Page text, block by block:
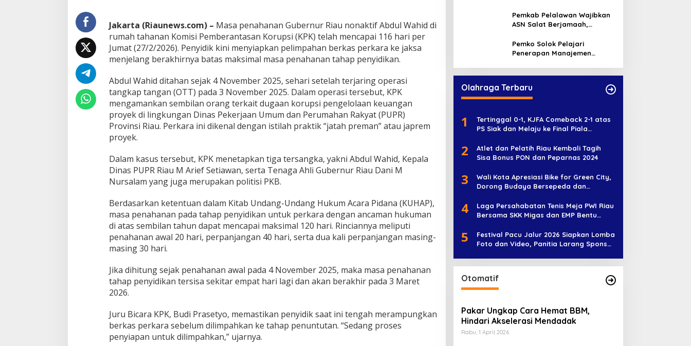
b
d
u
l
W
h
i
T
e
r
a
4
H
r
K
P
K
a
p
n
e
l
Jakarta (Riaunews.com) – Masa penahanan Gubernur Riau nonaktifAbdul Wahid di
rumah tahanan Komisi Pemberantasan Korupsi (KPK) telah mencapai 116 hari per
Jumat (27/2/2026). Penyidik kini menyiapkan pelimpahan berkas perkara ke jaksa
menjelang berakhirnya batas maksimal masa penahanan tahap penyidikan.
Abdul Wahid ditahan sejak 4 November 2025, sehari setelah terjaring operasi
tangkap tangan (OTT) pada 3 November 2025. Dalam operasi tersebut, KPK
mengamankan sembilan orang terkait dugaan korupsi pengelolaan keuangan
proyek di lingkungan Dinas Pekerjaan Umum dan Perumahan Rakyat (PUPR)
Provinsi Riau. Perkara ini dikenal dengan istilah praktik “jatah preman” atau japrem
proyek.
Dalam kasus tersebut, KPK menetapkan tiga tersangka, yakni Abdul Wahid, Kepala
Dinas PUPR Riau M Arief Setiawan, serta Tenaga Ahli Gubernur Riau Dani M
Nursalam yang juga merupakan politisi PKB.
Berdasarkan ketentuan dalam Kitab Undang-Undang Hukum Acara Pidana (KUHAP),
masa penahanan pada tahap penyidikan untuk perkara dengan ancaman hukuman
di atas sembilan tahun dapat mencapai maksimal 120 hari. Rinciannya meliputi
penahanan awal 20 hari, perpanjangan 40 hari, serta dua kali perpanjangan masing-
masing 30 hari.
Jika dihitung sejak penahanan awal pada 4 November 2025, maka masa penahanan
tahap penyidikan tersisa sekitar empat hari lagi dan akan berakhir pada 3 Maret
2026.
Juru Bicara KPK, Budi Prasetyo, memastikan penyidik saat ini tengah merampungkan
berkas perkara sebelum dilimpahkan ke tahap penuntutan. “Sedang proses
penyiapan untuk dilimpahkan,” ujarnya.
Warga
Pemkab Pelalawan Wajibkan
ASN Salat Berjamaah,
Jadi Empat Kali
Pemko Solok Pelajari
Penerapan Manajemen
Olahraga Terbaru
1
Tertinggal 0-1, KJFA Comeback 2-1 atas
PS Siak dan Melaju ke Final Piala
2
Atlet dan Pelatih Riau Kembali Tagih
Sisa Bonus PON dan Peparnas 2024
3
Wali Kota Apresiasi Bike for Green City,
Dorong Budaya Bersepeda dan
4
Laga Persahabatan Tenis Meja PWI Riau
Bersama SKK Migas dan EMP Bentu
5
Festival Pacu Jalur 2026 Siapkan Lomba
Foto dan Video, Panitia Larang Sponsor
Otomatif
Pakar Ungkap Cara Hemat BBM,
Hindari Akselerasi Mendadak
Rabu, 1 April 2026